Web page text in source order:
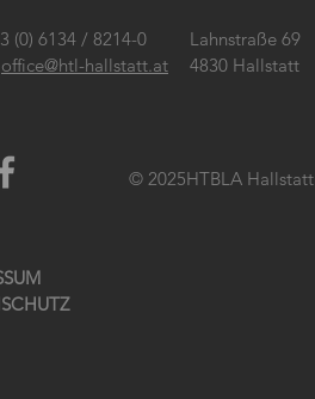
(0) 6134 / 8214-0
office@htl-hallstatt.at
Lahnstraße 69
4830 Hallstatt
© 2025HTBLA Hallstatt